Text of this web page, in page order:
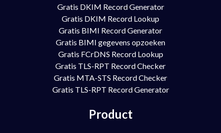
Gratis DKIM Record Generator
Gratis DKIM Record Lookup
Gratis BIMI Record Generator
Gratis BIMI gegevens opzoeken
Gratis FCrDNS Record Lookup
Gratis TLS-RPT Record Checker
Gratis MTA-STS Record Checker
Gratis TLS-RPT Record Generator
Product